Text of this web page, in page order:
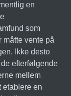
en
som
måtte vente på
Ikke desto
efterfølgende
mellem
etablere en